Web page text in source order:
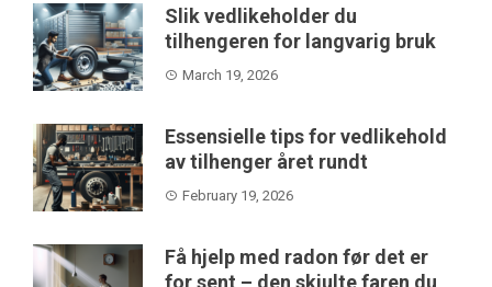
Slik vedlikeholder du
tilhengeren for langvarig bruk
March 19, 2026
Essensielle tips for vedlikehold
av tilhenger året rundt
February 19, 2026
Få hjelp med radon før det er
for sent – den skjulte faren du